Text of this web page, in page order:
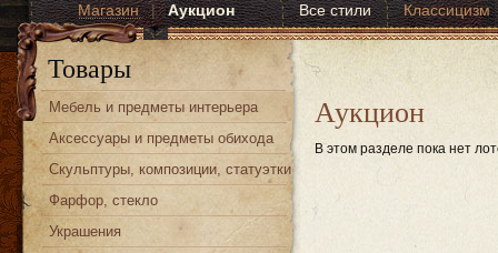
Магазин | Аукцион Все стили
Классицизм
Другие стили
Товары
Мебель и предметы интерьера
Аксессуары и предметы обихода
Скульптуры, композиции, статуэтки
Фарфор, стекло
Украшения
Аукцион
В этом разделе пока нет